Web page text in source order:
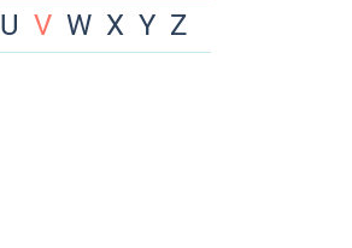
U V W X Y Z